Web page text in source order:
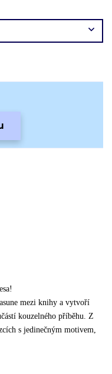
mezi knihy a vytvoří
kouzelného příběhu. Z
s jedinečným motivem,